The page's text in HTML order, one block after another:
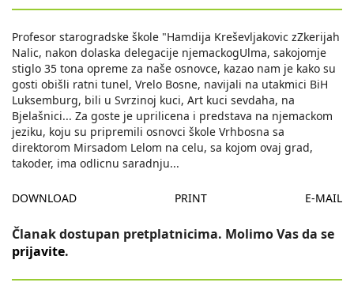
Profesor starogradske škole "Hamdija Kreševljakovic zZkerijah
Nalic, nakon dolaska delegacije njemackogUlma, sakojomje
stiglo 35 tona opreme za naše osnovce, kazao nam je kako su
gosti obišli ratni tunel, Vrelo Bosne, navijali na utakmici BiH
Luksemburg, bili u Svrzinoj kuci, Art kuci sevdaha, na
Bjelašnici... Za goste je uprilicena i predstava na njemackom
jeziku, koju su pripremili osnovci škole Vrhbosna sa
direktorom Mirsadom Lelom na celu, sa kojom ovaj grad,
takoder, ima odlicnu saradnju...
DOWNLOAD PRINT E-MAIL
Članak dostupan pretplatnicima. Molimo Vas da se
prijavite.